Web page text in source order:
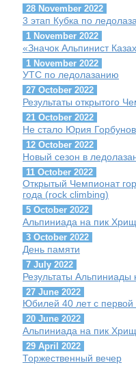
28 November 2022
3 этап Кубка по
1 November 2022
«Значок Альпинист
1 November 2022
УТС по ледолазанию
27 October 2022
Результаты открытого
21 October 2022
Не стало Юрия
12 October 2022
Новый сезон в
11 October 2022
Открытый Чемпионат
года (rock climbing)
5 October 2022
Альпиниада на пик
3 October 2022
День памяти
7 July 2022
Результаты
27 June 2022
Юбилей 40 лет с первой
20 June 2022
Альпиниада на пик
29 April 2022
Торжественный вечер